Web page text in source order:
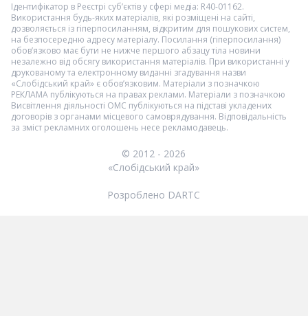
Ідентифікатор в Реєстрі суб’єктів у сфері медіа: R40-01162.
Використання будь-яких матеріалів, які розміщені на сайті,
дозволяється із гіперпосиланням, відкритим для пошукових систем,
на безпосередню адресу матеріалу. Посилання (гіперпосилання)
обов’язково має бути не нижче першого абзацу тіла новини
незалежно від обсягу використання матеріалів. При використанні у
друкованому та електронному виданні згадування назви
«Слобідський край» є обов’язковим. Матеріали з позначкою
РЕКЛАМА публікуються на правах реклами. Матеріали з позначкою
Висвітлення діяльності ОМС публікуються на підставі укладених
договорів з органами місцевого самоврядування. Відповідальність
за зміст рекламних оголошень несе рекламодавець.
© 2012 - 2026
«Слобідський край»
Розроблено DARTC